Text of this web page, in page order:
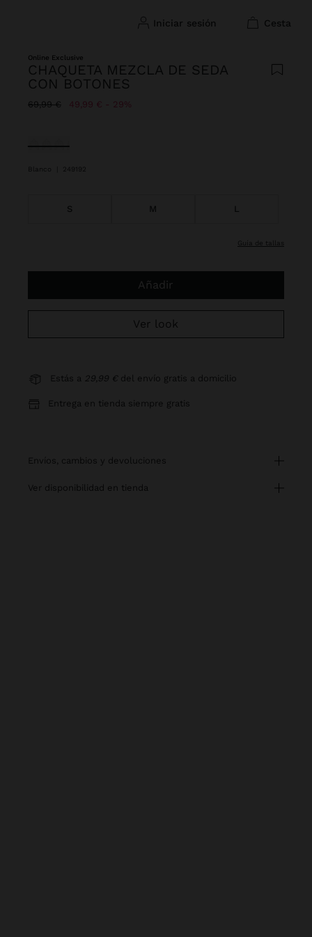
iniciar sesión cesta
Online Exclusive
CHAQUETA MEZCLA DE SEDA
CON BOTONES
Precio rebajado de
69,99 €A 49,99 € 29%
Seleccionado
Blanco 249192
S M L
guía de tallas
Añadir
Ver look
Estás a 29,99 € del envío gratis a domicilio
Entrega en tienda siempre gratis
envíos, cambios y devoluciones
ver disponibilidad en tienda